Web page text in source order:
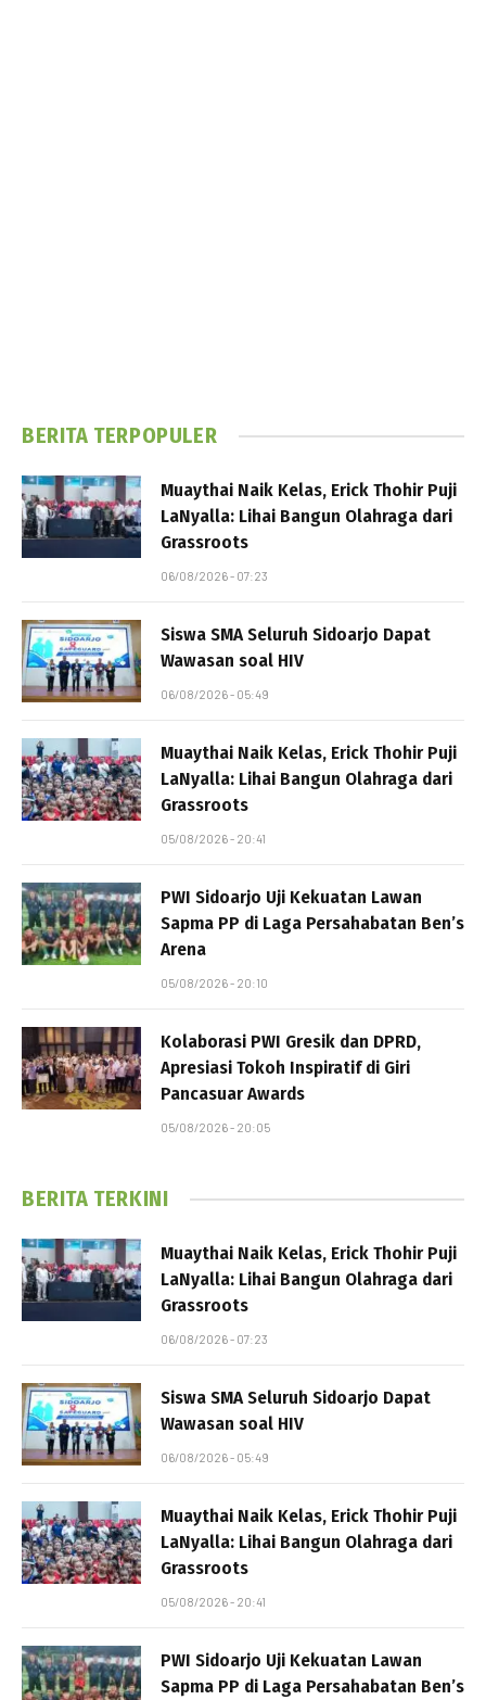
BERITA TERPOPULER
Muaythai Naik Kelas, Erick Thohir Puji
LaNyalla: Lihai Bangun Olahraga dari
Grassroots
06/08/2026 - 07:23
Siswa SMA Seluruh Sidoarjo Dapat
Wawasan soal HIV
06/08/2026 - 05:49
Muaythai Naik Kelas, Erick Thohir Puji
LaNyalla: Lihai Bangun Olahraga dari
Grassroots
05/08/2026 - 20:41
PWI Sidoarjo Uji Kekuatan Lawan
Sapma PP di Laga Persahabatan Ben’s
Arena
05/08/2026 - 20:10
Kolaborasi PWI Gresik dan DPRD,
Apresiasi Tokoh Inspiratif di Giri
Pancasuar Awards
05/08/2026 - 20:05
BERITA TERKINI
Muaythai Naik Kelas, Erick Thohir Puji
LaNyalla: Lihai Bangun Olahraga dari
Grassroots
06/08/2026 - 07:23
Siswa SMA Seluruh Sidoarjo Dapat
Wawasan soal HIV
06/08/2026 - 05:49
Muaythai Naik Kelas, Erick Thohir Puji
LaNyalla: Lihai Bangun Olahraga dari
Grassroots
05/08/2026 - 20:41
PWI Sidoarjo Uji Kekuatan Lawan
Sapma PP di Laga Persahabatan Ben’s